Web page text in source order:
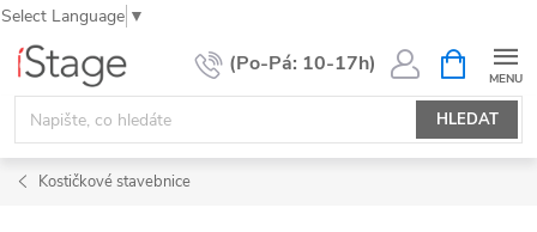
Select Language ▼
Přejít
obsah
HLEDAT
NÁKUPNÍ
KOŠÍK
Kostičkové stavebnice